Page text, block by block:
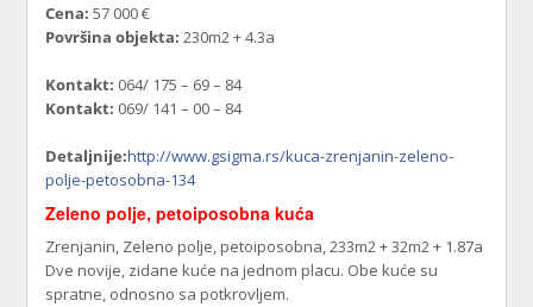
Cena: 57 000 €
Površina objekta: 230m2 + 4.3a
Kontakt: 064/ 175 – 69 – 84
Kontakt: 069/ 141 – 00 – 84
Detaljnije:http://www.gsigma.rs/kuca-zrenjanin-zeleno-
polje-petosobna-134
Zeleno polje, petoiposobna kuća
Zrenjanin, Zeleno polje, petoiposobna, 233m2 + 32m2 + 1.87a
Dve novije, zidane kuće na jednom placu. Obe kuće su
spratne, odnosno sa potkrovljem.